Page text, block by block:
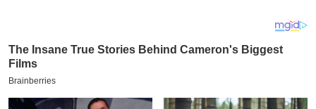
ट
I
P